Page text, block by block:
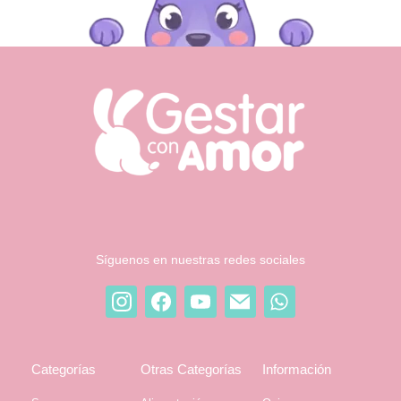
Síguenos en nuestras redes sociales
Categorías Otras Categorías Información